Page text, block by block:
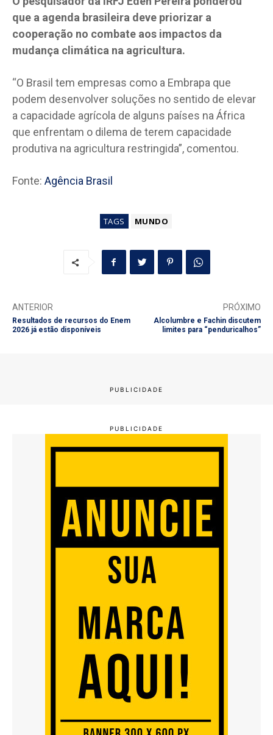
que a agenda brasileira deve priorizar a
cooperação no combate aos impactos da
mudança climática na agricultura.
“O Brasil tem empresas como a Embrapa que
podem desenvolver soluções no sentido de elevar
a capacidade agrícola de alguns países na África
que enfrentam o dilema de terem capacidade
produtiva na agricultura restringida”, comentou.
Fonte: Agência Brasil
TAGS MUNDO
ANTERIOR
Resultados de recursos do Enem
2026 já estão disponíveis
PRÓXIMO
Alcolumbre e Fachin discutem
limites para “penduricalhos”